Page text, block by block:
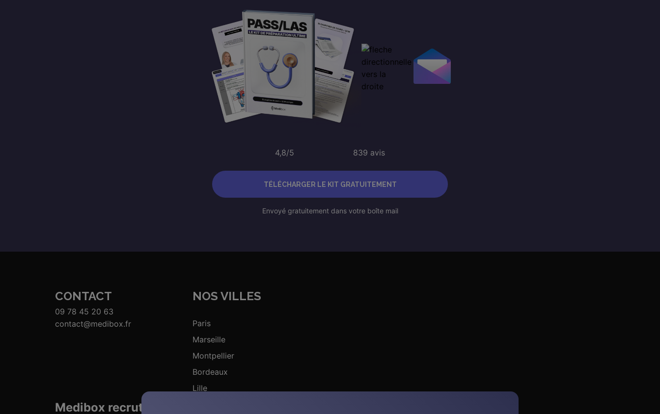
4,8/5 839 avis
TÉLÉCHARGER LE KIT GRATUITEMENT
Envoyé gratuitement dans votre boîte mail
CONTACT
09 78 45 20 63
contact@medibox.fr
NOS VILLES
Paris
Marseille
Montpellier
Bordeaux
Lille
Medibox recrute ses prochains tuteurs